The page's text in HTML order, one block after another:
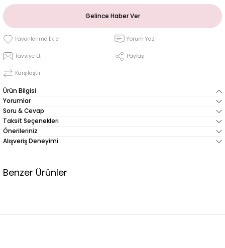
Gelince Haber Ver
Yorum Yaz
Tavsiye Et Paylaş
Karşılaştır
Ürün Bilgisi
Yorumlar
Soru & Cevap
Taksit Seçenekleri
Önerileriniz
Alışveriş Deneyimi
Benzer Ürünler